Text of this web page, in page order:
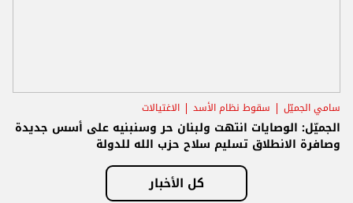
سامي الجميّل سقوط نظام الأسد الاغتيالات
الجميّل: الوصايات انتهت ولبنان حر وسنبنيه على أسس جديدة
وصافرة الانطلاق تسليم سلاح حزب الله للدولة
كل الأخبار